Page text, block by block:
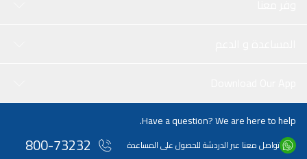
Have a question? We are here to help.
تواصل معنا عبر الدردشة للحصول على المساعدة 800-73232